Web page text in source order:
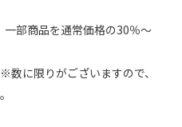
部商品を通常価格の30％～
に限りがございますので、